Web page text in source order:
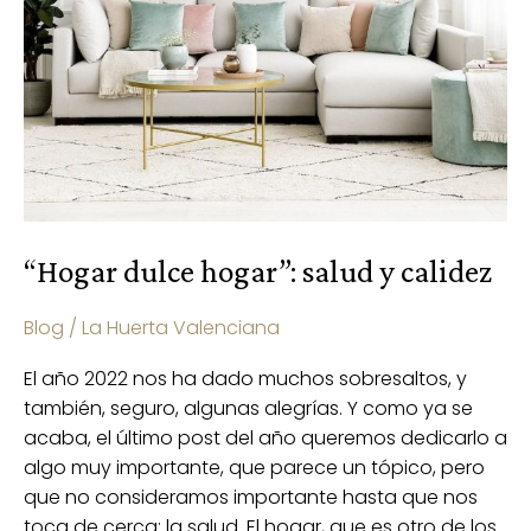
“Hogar dulce hogar”: salud y calidez
Blog / La Huerta Valenciana
El año 2022 nos ha dado muchos sobresaltos, y
también, seguro, algunas alegrías. Y como ya se
acaba, el último post del año queremos dedicarlo a
algo muy importante, que parece un tópico, pero
que no consideramos importante hasta que nos